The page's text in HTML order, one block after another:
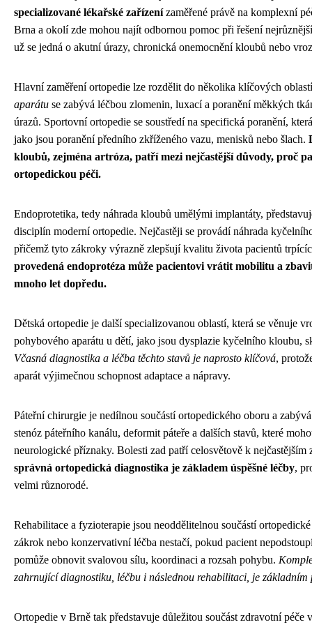
specializované lékařské zařízenízaměřené právě na komplexní
Brna a okolí zde mohou najít odbornou pomoc při řešení
už se jedná o akutní úrazy, chronická onemocnění kloubů nebo
Hlavní zaměření ortopedie lze rozdělit do několika klíčových
aparátu se zabývá léčbou zlomenin, luxací a poranění měkkých
úrazů. Sportovní ortopedie se soustředí na specifická poranění,
jako jsou poranění předního zkříženého vazu, menisků nebo šlach.
kloubů, zejména artróza, patří mezi nejčastější důvody, proč
ortopedickou péči.
Endoprotetika, tedy náhrada kloubů umělými implantáty,
disciplín moderní ortopedie. Nejčastěji se provádí náhrada
přičemž tyto zákroky výrazně zlepšují kvalitu života pacientů
provedená endoprotéza může pacientovi vrátit mobilitu a
mnoho let dopředu.
Dětská ortopedie je další specializovanou oblastí, která se věnuje
pohybového aparátu u dětí, jako jsou dysplazie kyčelního kloubu,
Včasná diagnostika a léčba těchto stavů je naprosto klíčová,
aparát výjimečnou schopnost adaptace a nápravy.
Páteřní chirurgie je nedílnou součástí ortopedického oboru a
stenóz páteřního kanálu, deformit páteře a dalších stavů, které
neurologické příznaky. Bolesti zad patří celosvětově k nejčastějším
správná ortopedická diagnostika je základem úspěšné léčby,
velmi různorodé.
Rehabilitace a fyzioterapie jsou neoddělitelnou součástí
zákrok nebo konzervativní léčba nestačí, pokud pacient
pomůže obnovit svalovou sílu, koordinaci a rozsah pohybu.
zahrnující diagnostiku, léčbu i následnou rehabilitaci, je
Ortopedie v Brně tak představuje důležitou součást zdravotní péče